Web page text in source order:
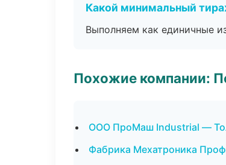
Какой минимальный
Выполняем как единичные
Похожие компании:
ООО ПроМаш Industrial —
Фабрика Мехатроника